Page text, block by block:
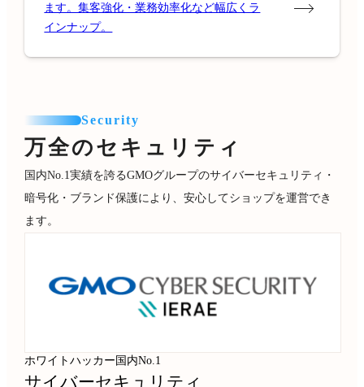
ます。集客強化・業務効率化など幅広くラ
インナップ。
Security
万全のセキュリティ
国内No.1実績を誇るGMOグループのサイバーセキュリティ・
暗号化・ブランド保護により、安心してショップを運営でき
ます。
ホワイトハッカー国内No.1
サイバーセキュリティ